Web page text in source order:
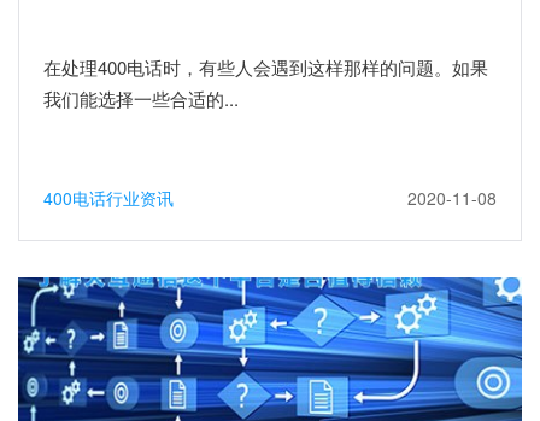
在处理400电话时，有些人会遇到这样那样的问题。如果
我们能选择一些合适的...
400电话行业资讯 2020-11-08